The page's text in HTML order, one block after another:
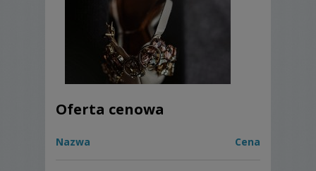
Oferta cenowa
Nazwa Cena